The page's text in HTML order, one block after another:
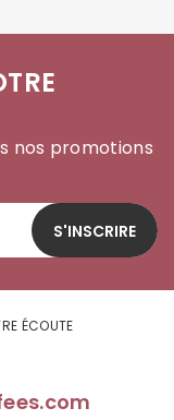
nos promotions
S'INSCRIRE
ÉCOUTE